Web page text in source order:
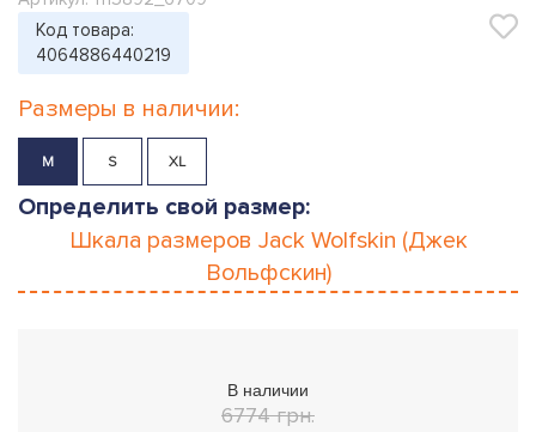
Код товара:
4064886440219
Размеры в наличии:
M S XL
Определить свой размер:
Шкала размеров Jack Wolfskin (Джек
Вольфскин)
В наличии
6774 грн.